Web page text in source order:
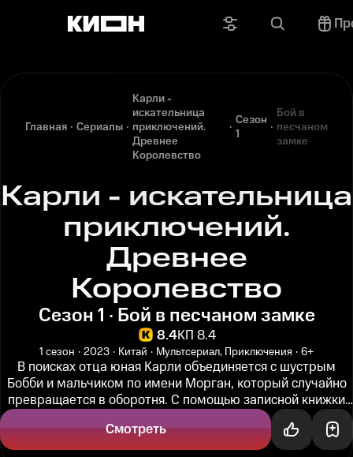
Главная Сериалы
Карли -
искательница
приключений.
Древнее
Королевство
Сезон
1
Бой в
песчаном
замке
Карли - искательница
приключений.
Древнее
Королевство
Сезон 1 · Бой в песчаном замке
8.4КП 8.4
1 сезон 2023 Китай Мультсериал, Приключения 6+
В поисках отца юная Карли объединяется с шустрым
Бобби и мальчиком по имени Морган, который случайно
превращается в оборотня. С помощью записной книжки
Смотреть